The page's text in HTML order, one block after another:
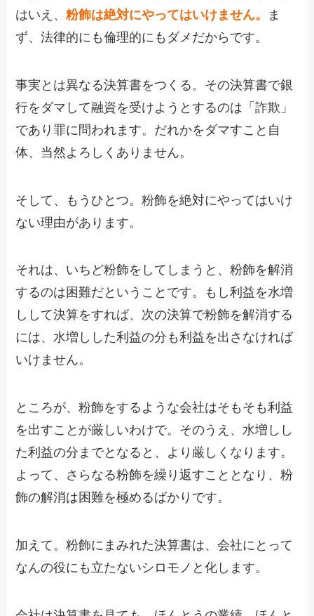
はいえ、粉飾は絶対にやってはいけません。
ま
ず、法律的にも倫理的にもダメだからです。
事実とは異なる決算書をつくる。その決算書で銀
行をダマして融資を受けようとするのは「詐欺」
であり罪に問われます。だれかをダマすこと自
体、当然よろしくありません。
そして、もうひとつ。粉飾を絶対にやってはいけ
ない理由があります。
それは、いちど粉飾をしてしまうと、粉飾を解消
するのは困難だということです。もし利益を水増
しして決算をすれば、次の決算で粉飾を解消する
には、水増しした利益の分も利益を出さなければ
いけません。
ところが、粉飾をするような会社はそもそも利益
を出すことが厳しいわけで。そのうえ、水増しし
た利益の分までとなると、より厳しくなります。
よって、さらなる粉飾を繰り返すこととなり、粉
飾の解消は困難を極めるばかりです。
加えて。粉飾にまみれた決算書は、会社にとって
なんの役にも立たないシロモノと化します。